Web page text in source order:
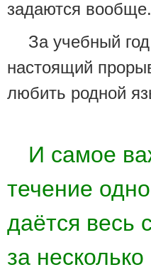
задаются вообще.
За учебный
настоящий
любить родной
И самое
течение
даётся весь
за несколько